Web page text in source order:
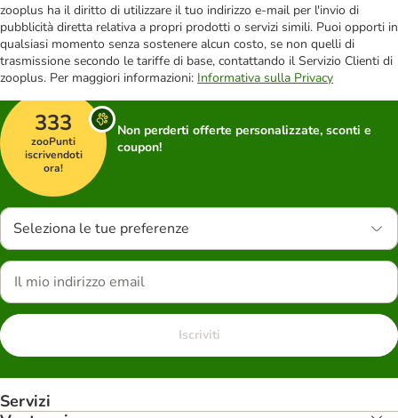
zooplus ha il diritto di utilizzare il tuo indirizzo e-mail per l'invio di
pubblicità diretta relativa a propri prodotti o servizi simili. Puoi opporti in
qualsiasi momento senza sostenere alcun costo, se non quelli di
trasmissione secondo le tariffe di base, contattando il Servizio Clienti di
zooplus. Per maggiori informazioni: Informativa sulla Privacy
333
zooPunti
iscrivendoti
ora!
Non perderti offerte personalizzate, sconti e
coupon!
Seleziona le tue preferenze
Iscriviti
Servizi